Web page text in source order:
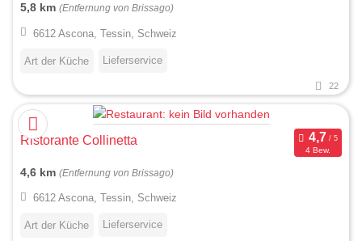
5,8 km (Entfernung von Brissago)
6612 Ascona, Tessin, Schweiz
Art der Küche Lieferservice
22
Ristorante Collinetta
4 Bew.
4,6 km (Entfernung von Brissago)
6612 Ascona, Tessin, Schweiz
Art der Küche Lieferservice